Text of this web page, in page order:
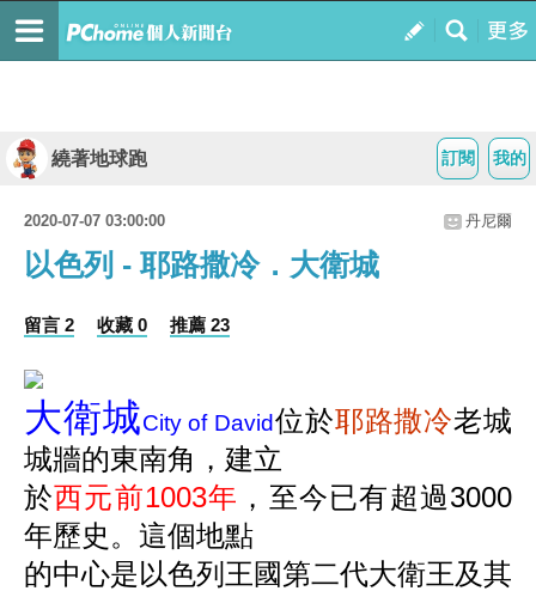
我的
訂閱
繞著地球跑
2020-07-07 03:00:00 丹尼爾
以色列 - 耶路撒冷．大衛城
留言 2 收藏 0 推薦 23
大衛城City of David位於耶路撒冷老城
城牆的東南角，建立
於西元前1003年 ，至今已有超過3000
年歷史。這個地點
的中心是以色列王國第二代大衛王及其